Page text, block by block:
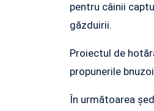
pentru câinii
găzduirii.
Proiectul de
propunerile
În următoarea